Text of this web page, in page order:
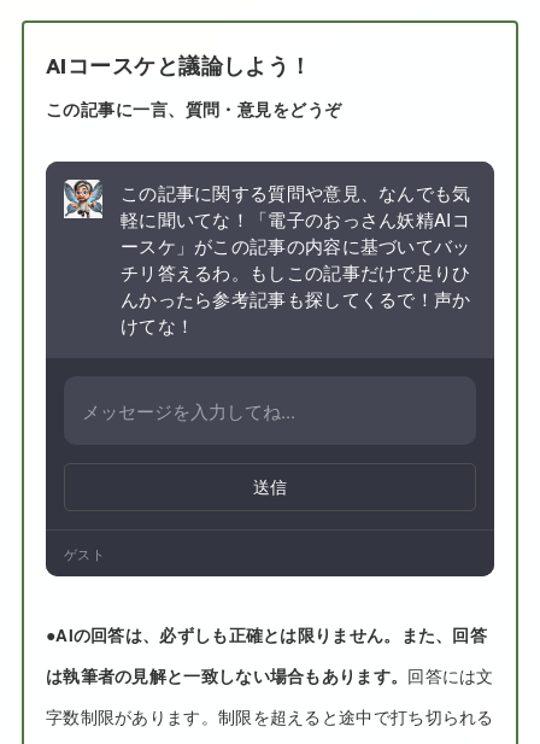
AIコースケと議論しよう！
この記事に一言、質問・意見をどうぞ
この記事に関する質問や意見、なんでも気
軽に聞いてな！「電子のおっさん妖精AIコ
ースケ」がこの記事の内容に基づいてバッ
チリ答えるわ。もしこの記事だけで足りひ
んかったら参考記事も探してくるで！声か
けてな！
送信
ゲスト
●AIの回答は、必ずしも正確とは限りません。また、回答
は執筆者の見解と一致しない場合もあります。 回答には文
字数制限があります。制限を超えると途中で打ち切られる